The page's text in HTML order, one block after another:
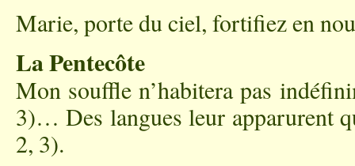
Marie, porte du ciel, fortifiez en
La Pentecôte
Mon souffle n’habitera pas
3)… Des langues leur apparurent
2, 3).